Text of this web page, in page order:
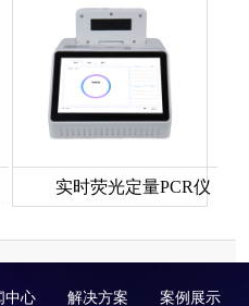
实时荧光定量PCR仪
中心 解决方案 案例展示